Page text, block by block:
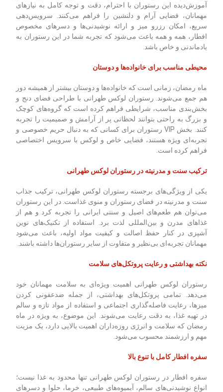
آموزش‌دیده این رستوران با احترام، دقت و توجه کامل به نیازهای
مهمانان، فضایی آرام و دلنشین را فراهم می‌کنند. سرویس‌دهی
سریع، امکان رزرو میز و ارائه نوشیدنی‌ها و دسرهای مخصوص
افطار، همه و همه باعث می‌شود که تجربه شما در این رستوران به
یادماندنی و خاص باشد.
محیطی مناسب برای خانواده‌ها و دوستان
ماه رمضان، زمانی است که خانواده‌ها و دوستان بیشتر از همیشه دور
هم جمع می‌شوند. رستوران لوکس طهرانی با طراحی فضای دنج و
بخش‌بندی مناسب، شرایطی فراهم کرده است که گروه‌های کوچک
و بزرگ به راحتی بتوانند لحظاتی پر از آرامش و صمیمیت را تجربه
کنند. بخش VIP رستوران برای کسانی که به دنبال حریم خصوصی و
تجربه‌ای ویژه هستند، فضایی خاص و لوکس با سرویس اختصاصی
فراهم کرده است.
ترکیب سنت و مدرنیته در رستوران لوکس طهرانی
یکی از ویژگی‌های برجسته رستوران لوکس طهرانی، ترکیب جذاب
سنت و مدرنیته در فضای رستوران و منوی غذاست. در این رستوران
می‌توان هم طعم‌های اصیل و سنتی ایرانی را تجربه کرد و هم از
غذاهای مدرن و بین‌المللی لذت برد. استفاده از تکنیک‌های نوین
آشپزی در کنار حفظ اصالت و کیفیت مواد اولیه، باعث می‌شود
مهمانان تجربه‌ای بی‌نظیر و متفاوت از سایر رستوران‌ها داشته باشند.
نکته بهداشتی و رعایت پروتکل‌های سلامت
رستوران لوکس طهرانی اهمیت ویژه‌ای به سلامت مهمانان خود
می‌دهد. تمامی پروتکل‌های بهداشتی، از جمله ضدعفونی کردن
میزها، رعایت فاصله‌گذاری اجتماعی و استفاده از مواد تازه و سالم
در تهیه غذا، به دقت رعایت می‌شوند. این موضوع، به ویژه در ماه
رمضان که سلامت و انرژی روزه‌داران اهمیت بالایی دارد، یک مزیت
مهم و ارزشمند محسوب می‌شود.
سفره افطار کامل با تنوع بالا
سفره افطار در رستوران لوکس طهرانی تنها محدود به غذا نیست؛
انواع نوشیدنی‌های سالم، آبمیوه‌های طبیعی، خرما، حلوا و دسرهای